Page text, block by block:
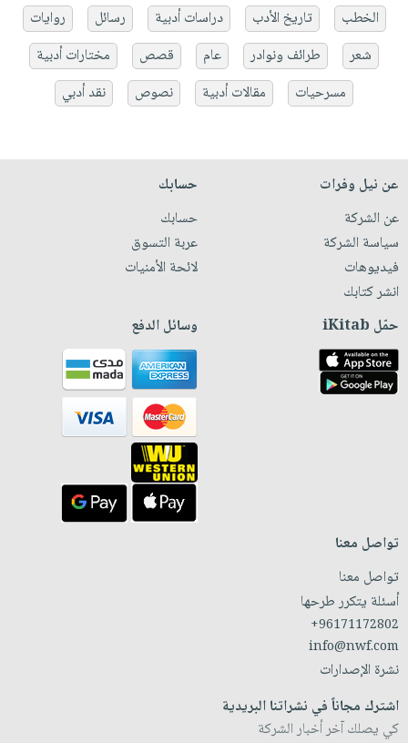
الخطب
تاريخ الأدب دراسات أدبية رسائل
روايات
شعر
طرائف ونوادر عام قصص
مختارات أدبية
مسرحيات
مقالات أدبية نصوص نقد أدبي
عن نيل وفرات
عن الشركة
سياسة الشركة
فيديوهات
انشر كتابك
حسابك
حسابك
عربة التسوق
لائحة الأمنيات
حمّل iKitab وسائل الدفع
تواصل معنا
تواصل معنا
أسئلة يتكرر طرحها
+96171172802
info@nwf.com
نشرة الإصدارات
اشترك مجاناً في نشراتنا البريدية
كي يصلك آخر أخبار الشركة